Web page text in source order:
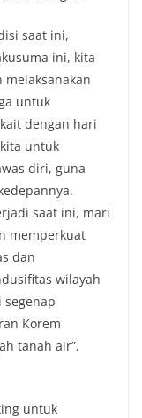
saat ini,
ini, kita
melaksanakan
untuk
dengan hari
untuk
diri, guna
saat ini, mari
memperkuat
dan
wilayah
Korem
tanah air”,
untuk